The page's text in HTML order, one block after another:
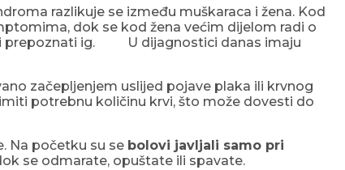
razlikuje se između muškaraca i žena. Kod
dok se kod žena većim dijelom radi o
i prepoznati ig. U dijagnostici danas imaju
začepljenjem uslijed pojave plaka ili krvnog
potrebnu količinu krvi, što može dovesti do
Na početku su se bolovi javljali samo pri
se odmarate, opuštate ili spavate.